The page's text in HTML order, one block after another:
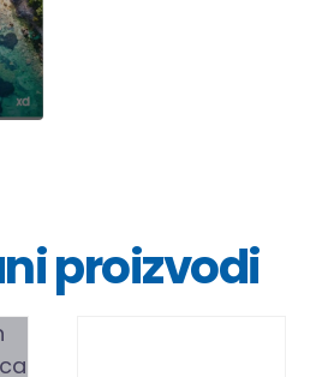
proizvodi